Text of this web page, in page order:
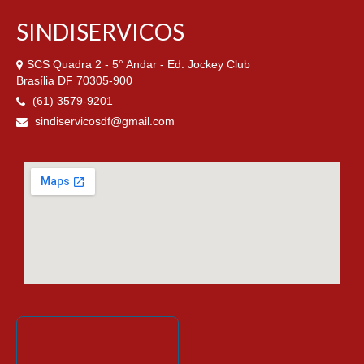
SINDISERVICOS
SCS Quadra 2 - 5° Andar - Ed. Jockey Club
Brasília DF 70305-900
(61) 3579-9201
sindiservicosdf@gmail.com